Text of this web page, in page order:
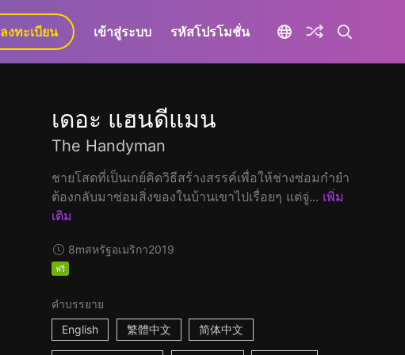
GaLa+
ลงทะเบียน เข้าสู่ระบบ รหัสโปรโมชั่น
เดอะ แฮนดีแมน
The Handyman
ชายโสดที่เป็นเกย์คิดวิธีสร้างสรรค์เพื่อให้ช่างซ่อมกำยำ
ต้องกลับมาซ่อมสิ่งของในบ้านเขาไปเรื่อยๆ แต่จู่... เพิ่ม
เติม
8mสหรัฐอเมริกา2019
ฟรี
คำบรรยาย
English
繁體中文 简体中文